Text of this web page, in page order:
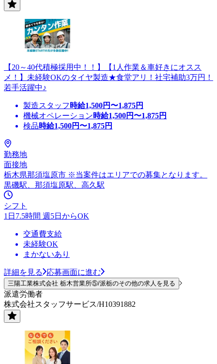
【20～40代積極採用中！！】【1人作業＆車好きにオスス
メ！】未経験OKのタイヤ製造★食堂アリ！社宅補助3万円！
若手活躍中♪
製造スタッフ 時給1,500円〜1,875円
機械オペレーション時給1,500円〜1,875円
検品時給1,500円〜1,875円
勤務地
面接地
栃木県那須塩原市 ※当案件はエリアでの募集となります。
黒磯駅、那須塩原駅、高久駅
シフト
1日7.5時間 週5日からOK
交通費支給
未経験OK
まかないあり
詳細を見る 応募画面に進む
三陽工業株式会社 栃木営業所⑤/派栃のその他の求人を見る
派遣労働者
株式会社スタッフサービス/H10391882